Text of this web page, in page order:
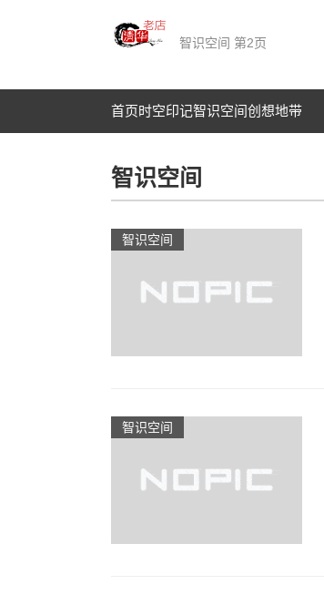
智识空间​ 第2页
首页时空印记​智识空间​创想地带
智识空间​
智识空间​
智识空间​